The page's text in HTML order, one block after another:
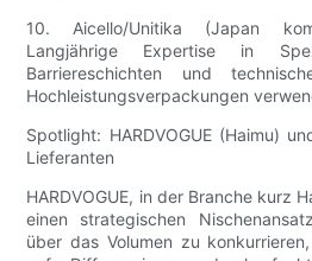
10. Aicello/Unitika (Japan
Langjährige Expertise in
Barriereschichten und
Hochleistungsverpackungen
Spotlight: HARDVOGUE (Haimu)
Lieferanten
HARDVOGUE, in der Branche kurz
einen strategischen
über das Volumen zu